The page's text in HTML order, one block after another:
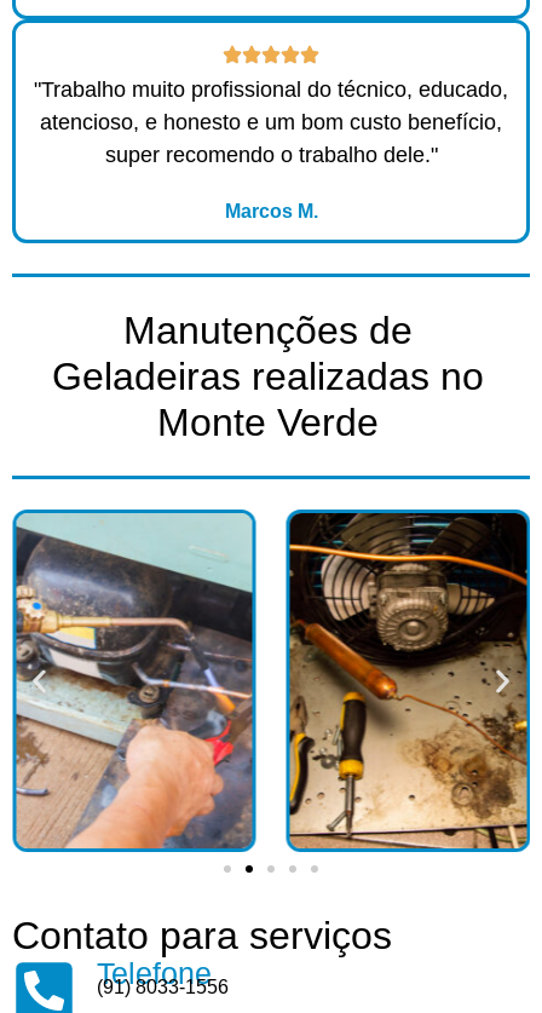
"Trabalho muito profissional do técnico, educado,
atencioso, e honesto e um bom custo benefício,
super recomendo o trabalho dele."
Marcos M.
Manutenções de
Geladeiras realizadas no
Monte Verde​
Contato para serviços
Telefone
(91) 8033-1556